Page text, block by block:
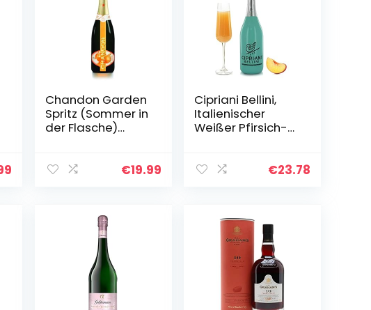
Chandon Garden
Spritz (Sommer in
der Flasche)
750ml 11,5% Moet
€19.99
Cipriani Bellini,
Italienischer
Weißer Pfirsich-
Aperitif-Getränk,
€23.78